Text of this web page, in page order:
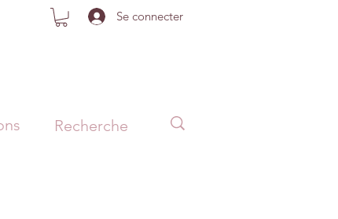
Se connecter